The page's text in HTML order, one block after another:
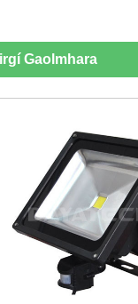
Gaolmhara